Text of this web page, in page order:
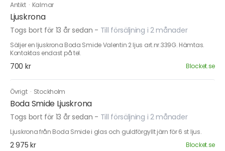
Antikt · Kalmar
Ljuskrona
Togs bort för 13 år sedan - Till försäljning i 2 månader
Säljer en ljuskrona Boda Smide Valentin 2 ljus art.nr.339G. Hämtas.
Kontaktas endast på tel.
700 kr Blocket.se
Övrigt · Stockholm
Boda Smide Ljuskrona
Togs bort för 13 år sedan - Till försäljning i 2 månader
Ljuskrona från Boda Smide i glas och guldförgyllt järn för 6 st ljus.
2 975 kr Blocket.se